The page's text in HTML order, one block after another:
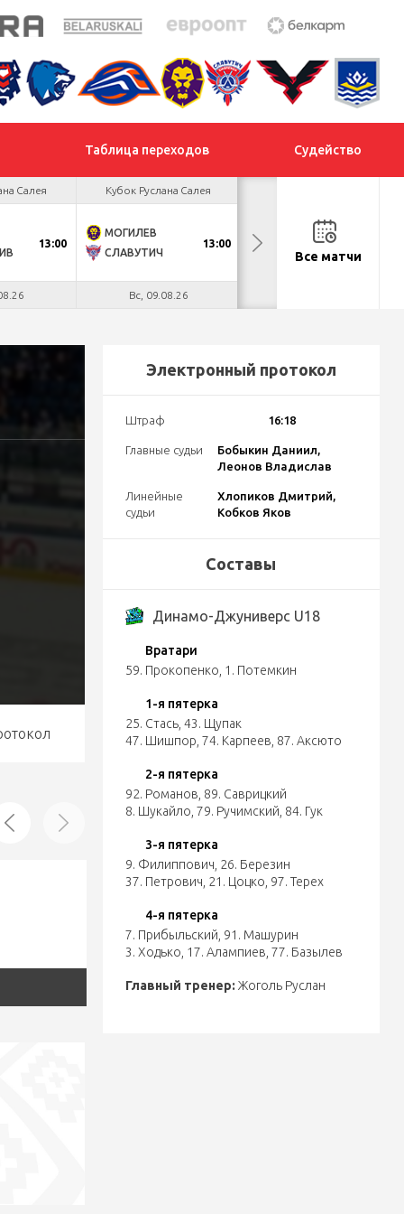
Таблица переходов Судейство
Салея
13:00
Кубок Руслана Салея
МОГИЛЕВ
СЛАВУТИЧ
13:00
Вс, 09.08.26
МЕТАЛЛУРГ
Все матчи
Электронный протокол
Штраф 16:18
Главные судьи
Бобыкин Даниил,
Леонов Владислав
Линейные
судьи
Хлопиков Дмитрий,
Кобков Яков
Составы
Динамо-Джуниверс U18
Вратари
59. Прокопенко 1. Потемкин
1-я пятерка
25. Стась, 43. Щупак
47. Шишпор 74. Карпеев 87. Аксюто
2-я пятерка
92. Романов 89. Саврицкий
8. Шукайло 79. Ручимский 84. Гук
3-я пятерка
9. Филиппович 26. Березин
37. Петрович 21. Цоцко 97. Терех
4-я пятерка
7. Прибыльский 91. Машурин
3. Ходько 17. Алампиев 77. Базылев
Главный тренер: Жоголь Руслан